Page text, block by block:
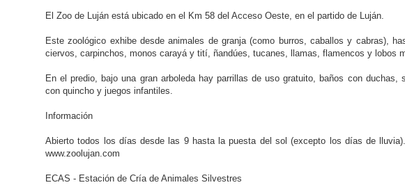
El Zoo de Luján está ubicado en el Km 58 del Acceso Oeste, en el partido de Luján.
Este zoológico exhibe desde animales de granja (como burros, caballos y cabras),
ciervos, carpinchos, monos carayá y tití, ñandúes, tucanes, llamas, flamencos y lobos
En el predio, bajo una gran arboleda hay parrillas de uso gratuito, baños con
con quincho y juegos infantiles.
Información
Abierto todos los días desde las 9 hasta la puesta del sol (excepto los días de
www.zoolujan.com
ECAS - Estación de Cría de Animales Silvestres